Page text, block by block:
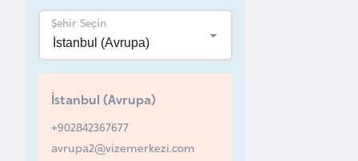
Şehir Seçin
İstanbul (Avrupa)
+902842367677
avrupa2@vizemerkezi.com
B
e
r
u
s